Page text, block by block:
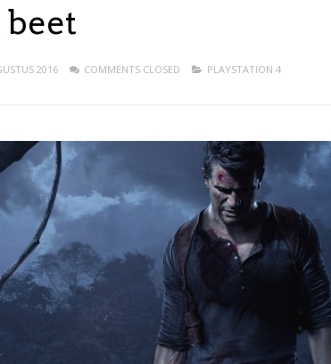
2016 COMMENTS CLOSED PLAYSTATION 4